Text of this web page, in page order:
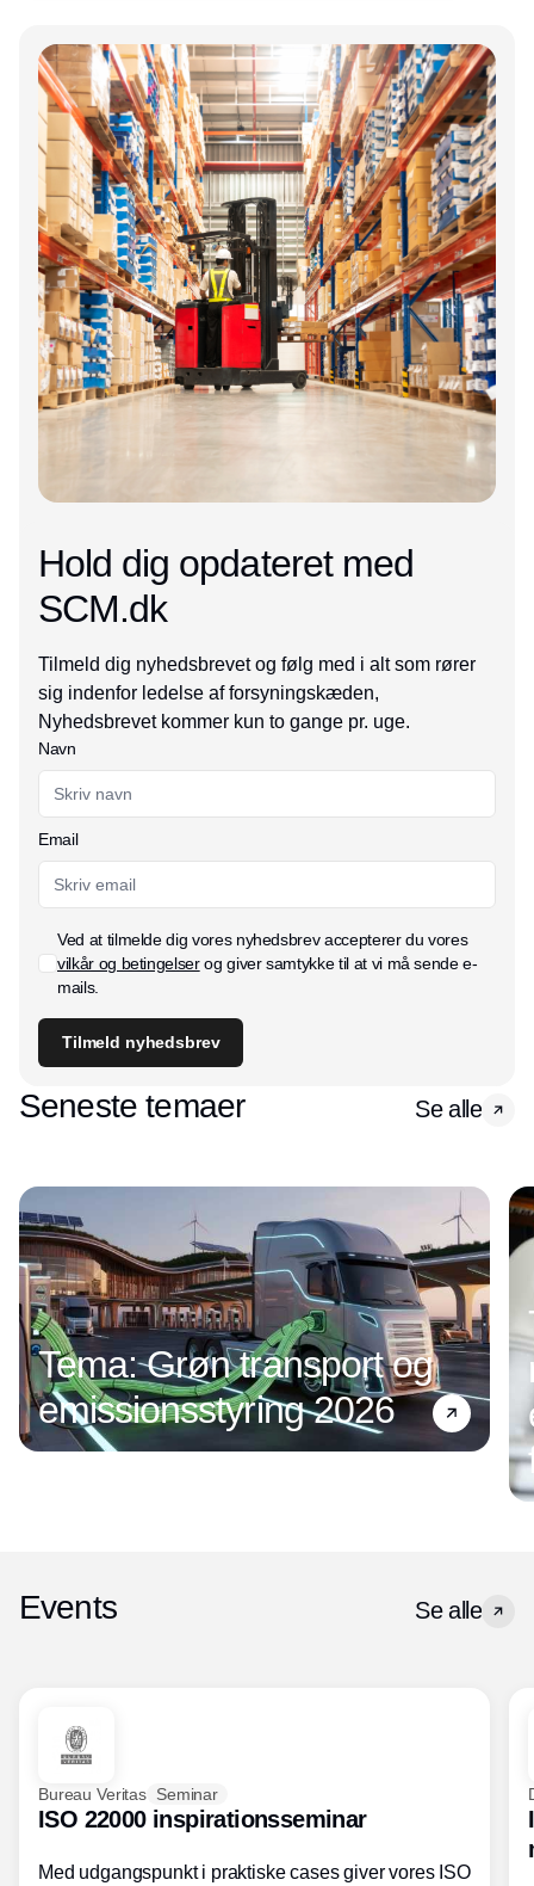
Annonce
Hold dig opdateret med
SCM.dk
Tilmeld dig nyhedsbrevet og følg med i alt som rører
sig indenfor ledelse af forsyningskæden,
Nyhedsbrevet kommer kun to gange pr. uge.
Navn
Email
Ved at tilmelde dig vores nyhedsbrev accepterer du vores
vilkår og betingelserog giver samtykke til at vi må sende e-
mails.
Tilmeld nyhedsbrev
Seneste temaer Se alle
Tema: Grøn transport og
emissionsstyring 2026
Events Se alle
Bureau Veritas Seminar
ISO 22000 inspirationsseminar
Med udgangspunkt i praktiske cases giver vores ISO